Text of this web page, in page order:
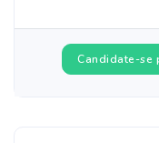
Candidate-se